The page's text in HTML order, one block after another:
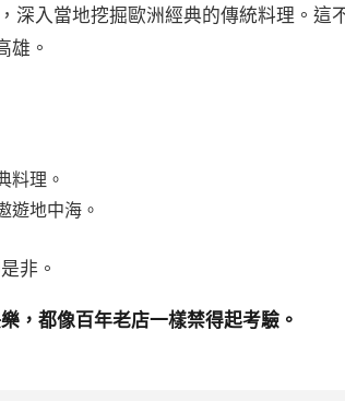
，深入當地挖掘歐洲經典的傳統料理。這
雄。
料理。
遊地中海。
非。
，都像百年老店一樣禁得起考驗。